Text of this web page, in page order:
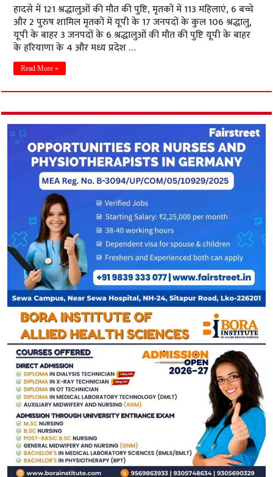
हादसे में 121 श्रद्धालुओं की मौत की पुष्टि, मृतकों में 113 महिलाएं, 6 बच्चे
और 2 पुरुष शामिल मृतकों में यूपी के 17 जनपदों के कुल 106 श्रद्धालु,
यूपी के बाहर 3 जनपदों के 6 श्रद्धालुओं की मौत की पुष्टि यूपी के बाहर
के हरियाणा के 4 और मध्य प्रदेश …
Read More »